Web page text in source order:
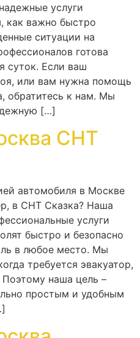
услуги
как важно быстро
ситуации на
готова
суток. Если ваш
или вам нужна помощь
обратитесь к нам. Мы
[…]
СНТ
автомобиля в Москве
в СНТ Сказка? Наша
услуги
быстро и безопасно
в любое место. Мы
требуется эвакуатор,
наша цель –
простым и удобным